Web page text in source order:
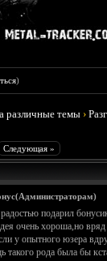
)
различные темы ›
Следующая »
0
подарил
очень хороша,но
у опытного юзера
такого рода была бы